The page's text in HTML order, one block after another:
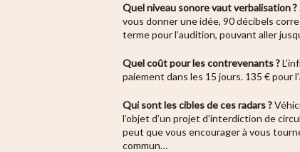
Quel niveau sonore vaut verbalisation ?
vous donner une idée, 90 décibels
terme pour l’audition, pouvant aller
Quel coût pour les contrevenants ?
paiement dans les 15 jours. 135 € pour
Qui sont les cibles de ces radars ?
l’objet d’un projet d’interdiction de
peut que vous encourager à vous
commun…